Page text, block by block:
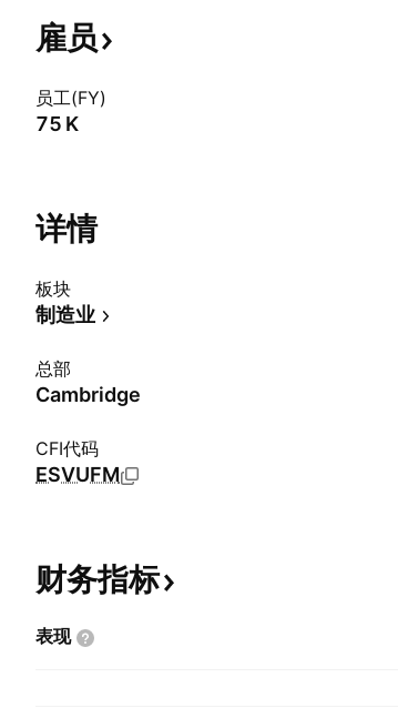
雇员
员工(FY)
‪75 K‬
详情
板块
制造业
总部
Cambridge
CFI代码
ESVUFM
财务指标
表现